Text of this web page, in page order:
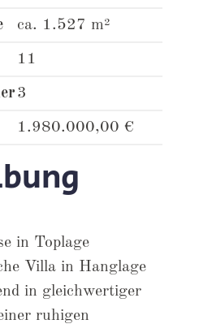
ca. 1.527 m²
11
3
1.980.000,00 €
in Toplage
Villa in Hanglage
in gleichwertiger
ruhigen